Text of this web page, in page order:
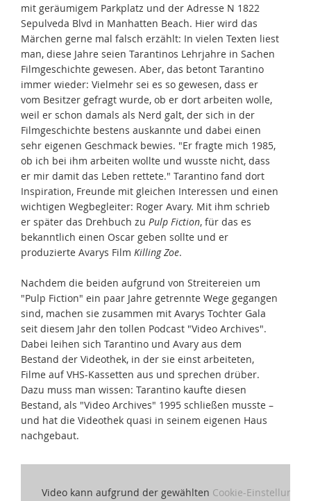
mit geräumigem Parkplatz und der Adresse N 1822
Sepulveda Blvd in Manhatten Beach. Hier wird das
Märchen gerne mal falsch erzählt: In vielen Texten liest
man, diese Jahre seien Tarantinos Lehrjahre in Sachen
Filmgeschichte gewesen. Aber, das betont Tarantino
immer wieder: Vielmehr sei es so gewesen, dass er
vom Besitzer gefragt wurde, ob er dort arbeiten wolle,
weil er schon damals als Nerd galt, der sich in der
Filmgeschichte bestens auskannte und dabei einen
sehr eigenen Geschmack bewies. "Er fragte mich 1985,
ob ich bei ihm arbeiten wollte und wusste nicht, dass
er mir damit das Leben rettete." Tarantino fand dort
Inspiration, Freunde mit gleichen Interessen und einen
wichtigen Wegbegleiter: Roger Avary. Mit ihm schrieb
er später das Drehbuch zu Pulp Fiction, für das es
bekanntlich einen Oscar geben sollte und er
produzierte Avarys Film Killing Zoe.
Nachdem die beiden aufgrund von Streitereien um
"Pulp Fiction" ein paar Jahre getrennte Wege gegangen
sind, machen sie zusammen mit Avarys Tochter Gala
seit diesem Jahr den tollen Podcast "Video Archives".
Dabei leihen sich Tarantino und Avary aus dem
Bestand der Videothek, in der sie einst arbeiteten,
Filme auf VHS-Kassetten aus und sprechen drüber.
Dazu muss man wissen: Tarantino kaufte diesen
Bestand, als "Video Archives" 1995 schließen musste –
und hat die Videothek quasi in seinem eigenen Haus
nachgebaut.
Video kann aufgrund der gewählten Cookie-Einstellungen